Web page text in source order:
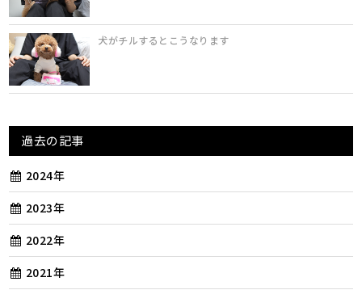
犬がチルするとこうなります
過去の記事
2024年
2023年
2022年
2021年